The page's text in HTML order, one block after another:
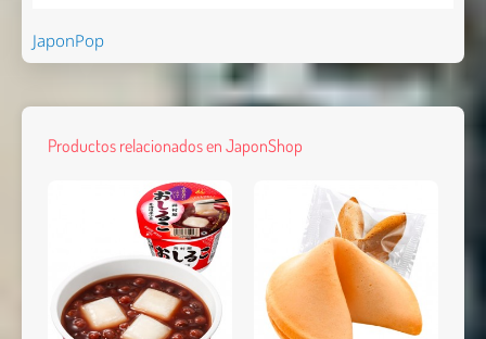
JaponPop
Productos relacionados en JaponShop